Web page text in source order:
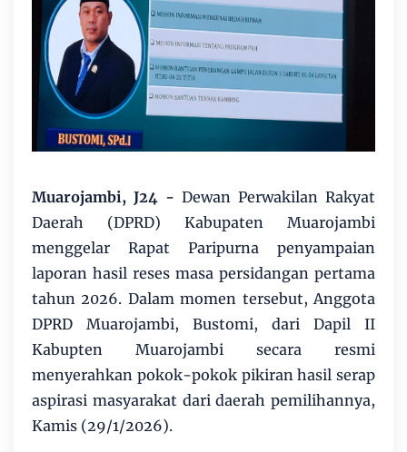
Muarojambi, J24 - Dewan Perwakilan Rakyat
Daerah (DPRD) Kabupaten Muarojambi
menggelar Rapat Paripurna penyampaian
laporan hasil reses masa persidangan pertama
tahun 2026. Dalam momen tersebut, Anggota
DPRD Muarojambi, Bustomi, dari Dapil II
Kabupten Muarojambi secara resmi
menyerahkan pokok-pokok pikiran hasil serap
aspirasi masyarakat dari daerah pemilihannya,
Kamis (29/1/2026).